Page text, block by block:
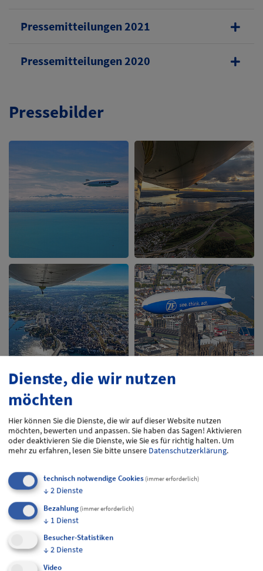
Pressemitteilungen 2021
Pressemitteilungen 2020
Pressebilder
Dienste, die wir nutzen
möchten
Hier können Sie die Dienste, die wir auf dieser Website nutzen
möchten, bewerten und anpassen. Sie haben das Sagen! Aktivieren
oder deaktivieren Sie die Dienste, wie Sie es für richtig halten. Um
mehr zu erfahren, lesen Sie bitte unsere Datenschutzerklärung.
technisch notwendige Cookies (immer erforderlich)
↓ 2 Dienste
Bezahlung (immer erforderlich)
↓ 1 Dienst
Besucher-Statistiken
↓ 2 Dienste
Video